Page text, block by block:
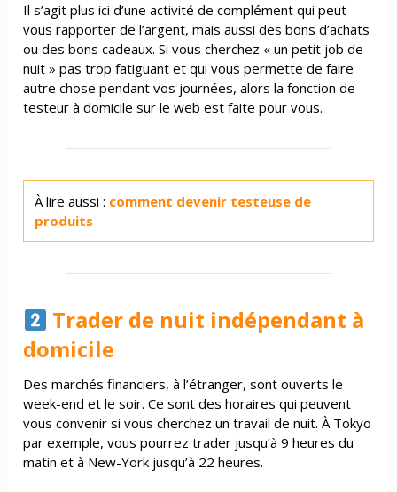
Il s’agit plus ici d’une activité de complément qui peut
vous rapporter de l’argent, mais aussi des bons d’achats
ou des bons cadeaux. Si vous cherchez « un petit job de
nuit » pas trop fatiguant et qui vous permette de faire
autre chose pendant vos journées, alors la fonction de
testeur à domicile sur le web est faite pour vous.
À lire aussi : comment devenir testeuse de
produits
Trader de nuit indépendant à
domicile
Des marchés financiers, à l’étranger, sont ouverts le
week-end et le soir. Ce sont des horaires qui peuvent
vous convenir si vous cherchez un travail de nuit. À Tokyo
par exemple, vous pourrez trader jusqu’à 9 heures du
matin et à New-York jusqu’à 22 heures.